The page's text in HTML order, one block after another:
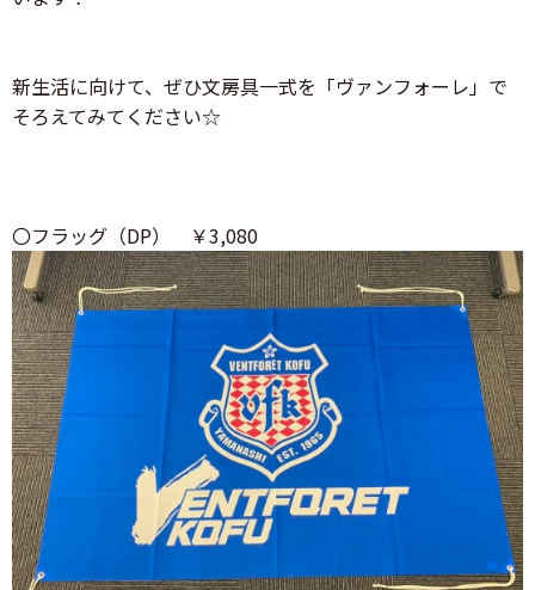
新生活に向けて、ぜひ文房具一式を「ヴァンフォーレ」で
そろえてみてください☆
〇フラッグ（DP） ￥3,080